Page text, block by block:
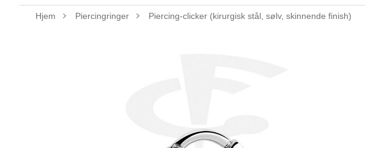
Hjem Piercingringer Piercing-clicker (kirurgisk stål, sølv, skinnende finish)